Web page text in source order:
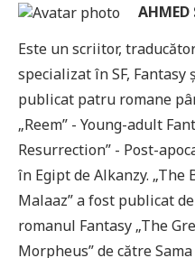
Este un scriitor,
specializat în SF,
publicat patru romane
„Reem” - Young-adult
Resurrection” - Post-
în Egipt de Alkanzy. „The
Malaaz” a fost publicat
romanul Fantasy „The
Morpheus” de către